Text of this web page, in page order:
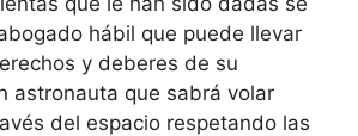
hábil que puede llevar
y deberes de su
astronauta que sabrá volar
del espacio respetando las